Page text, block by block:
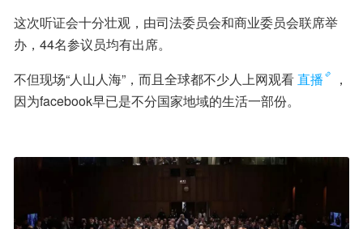
这次听证会十分壮观，由司法委员会和商业委员会联席举
办，44名参议员均有出席。
不但现场“人山人海”，而且全球都不少人上网观看直播
，
因为facebook早已是不分国家地域的生活一部份。